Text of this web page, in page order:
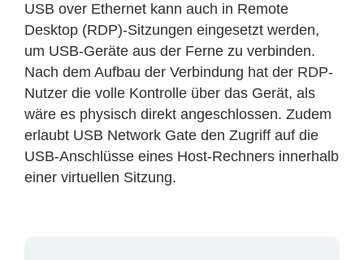
USB over Ethernet kann auch in Remote
Desktop (RDP)-Sitzungen eingesetzt werden,
um USB-Geräte aus der Ferne zu verbinden.
Nach dem Aufbau der Verbindung hat der RDP-
Nutzer die volle Kontrolle über das Gerät, als
wäre es physisch direkt angeschlossen. Zudem
erlaubt USB Network Gate den Zugriff auf die
USB-Anschlüsse eines Host-Rechners innerhalb
einer virtuellen Sitzung.